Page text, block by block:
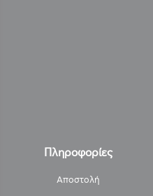
Πληροφορίες
Αποστολή